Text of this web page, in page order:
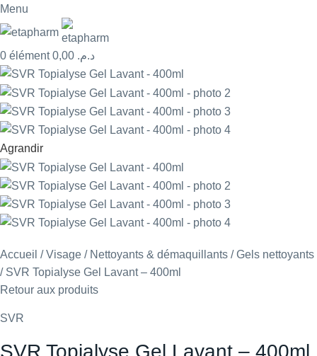
Menu
0 élément د.م.
Agrandir
Accueil Visage Nettoyants & démaquillants
Gels nettoyants
SVR Topialyse Gel Lavant – 400ml
Retour aux produits
SVR